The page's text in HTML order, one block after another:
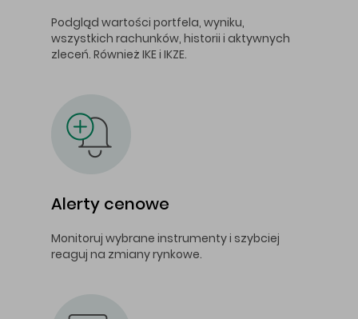
Podgląd wartości portfela, wyniku,
wszystkich rachunków, historii i aktywnych
zleceń. Również IKE i IKZE.
Alerty cenowe
Monitoruj wybrane instrumenty i szybciej
reaguj na zmiany rynkowe.